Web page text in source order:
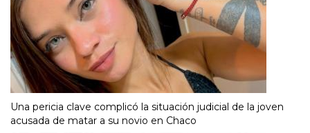
Una pericia clave complicó la situación judicial de la joven
acusada de matar a su novio en Chaco